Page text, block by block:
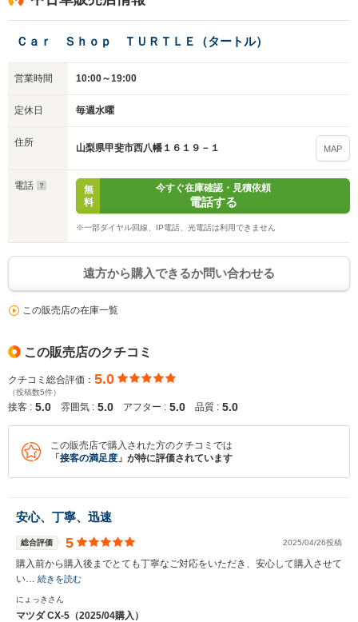
Ｃａｒ Ｓｈｏｐ ＴＵＲＴＬＥ（タートル）
営業時間 10:00～19:00
定休日 毎週水曜
住所 山梨県甲斐市西八幡１６１９－１ MAP
電話
無
料
今すぐ在庫確認・見積依頼
電話する
※一部ダイヤル回線、IP電話、光電話は利用できません
遠方から購入できるか問い合わせる
この販売店の在庫一覧
この販売店のクチコミ
クチコミ総合評価： 5.0
（投稿数5件）
接客 : 5.0 雰囲気 : 5.0 アフター : 5.0 品質 : 5.0
この販売店で購入された方のクチコミでは
「 接客の満足度 」が特に評価されています
安心、丁寧、迅速
総合評価 5 2025/04/26投稿
購入前から購入後までとても丁寧なご対応をいただき、安心して購入させて
い… 続きを読む
にょっきさん
マツダ CX-5（2025/04購入）